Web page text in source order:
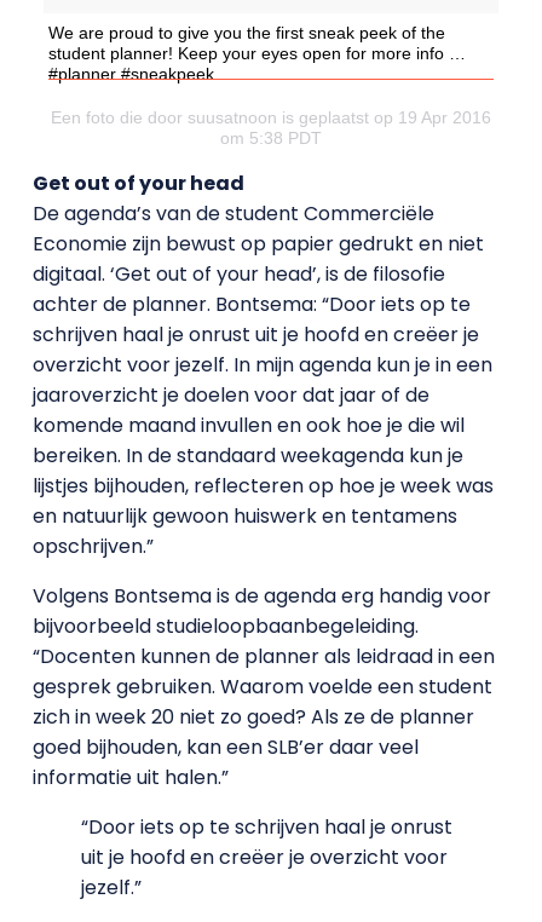
We are proud to give you the first sneak peek of the
student planner! Keep your eyes open for more info …
#planner #sneakpeek
Een foto die door suusatnoon is geplaatst op 19 Apr 2016
om 5:38 PDT
Get out of your head
De agenda’s van de student Commerciële
Economie zijn bewust op papier gedrukt en niet
digitaal. ‘Get out of your head’, is de filosofie
achter de planner. Bontsema: “Door iets op te
schrijven haal je onrust uit je hoofd en creëer je
overzicht voor jezelf. In mijn agenda kun je in een
jaaroverzicht je doelen voor dat jaar of de
komende maand invullen en ook hoe je die wil
bereiken. In de standaard weekagenda kun je
lijstjes bijhouden, reflecteren op hoe je week was
en natuurlijk gewoon huiswerk en tentamens
opschrijven.”
Volgens Bontsema is de agenda erg handig voor
bijvoorbeeld studieloopbaanbegeleiding.
“Docenten kunnen de planner als leidraad in een
gesprek gebruiken. Waarom voelde een student
zich in week 20 niet zo goed? Als ze de planner
goed bijhouden, kan een SLB’er daar veel
informatie uit halen.”
“Door iets op te schrijven haal je onrust
uit je hoofd en creëer je overzicht voor
jezelf.”